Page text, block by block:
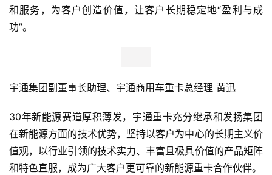
和服务，为客户创造价值，让客户长期稳定地“盈利与成
功”。
宇通集团副董事长助理、宇通商用车重卡总经理 黄迅
30年新能源赛道厚积薄发，宇通重卡充分继承和发扬集团
在新能源方面的技术优势，坚持以客户为中心的长期主义价
值观，以行业引领的技术实力、丰富且极具价值的产品矩阵
和特色直服，成为广大客户更可靠的新能源重卡合作伙伴。